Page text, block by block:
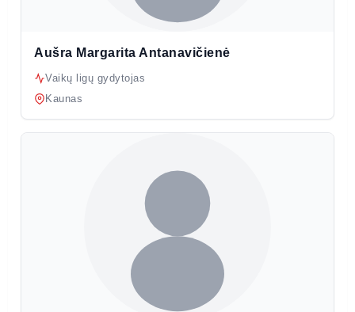
Aušra Margarita Antanavičienė
Vaikų ligų gydytojas
Kaunas